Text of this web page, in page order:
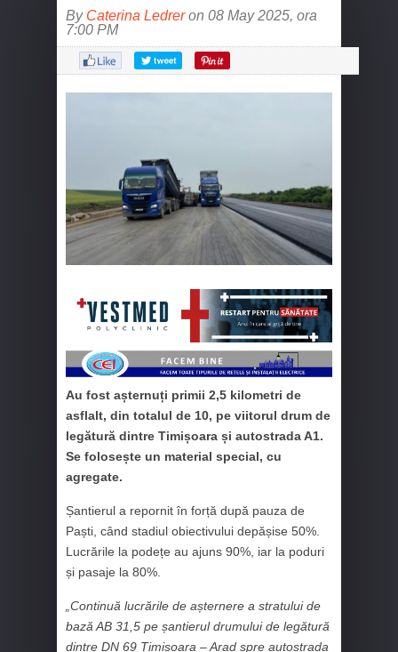
By Caterina Ledreron 08 May 2025, ora
7:00 PM
Au fost așternuți primii 2,5 kilometri de
asflalt, din totalul de 10, pe viitorul drum de
legătură dintre Timișoara și autostrada A1.
Se folosește un material special, cu
agregate.
Șantierul a repornit în forță după pauza de
Paști, când stadiul obiectivului depășise 50%.
Lucrările la podețe au ajuns 90%, iar la poduri
și pasaje la 80%.
„Continuă lucrările de așternere a stratului de
bază AB 31,5 pe șantierul drumului de legătură
dintre DN 69 Timișoara – Arad spre autostrada